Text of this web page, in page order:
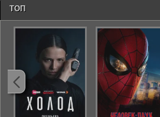
ТОП